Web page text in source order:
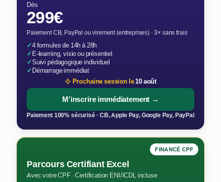
Dès
299€
Paiement CB, PayPal ou virement (entreprises) · 3× sans frais
✓4 formules de 14h à 28h
✓E-learning, visio ou présentiel
✓Suivi pédagogique individuel
✓Démarrage immédiat
Prochaine session le10 août
M'inscrire immédiatement →
Paiement 100% sécurisé · CB, Apple Pay, Google Pay, PayPal
FINANCÉ CPF
Parcours Certifiant Excel
Avec votre CPF · Certification ENI/ICDL incluse